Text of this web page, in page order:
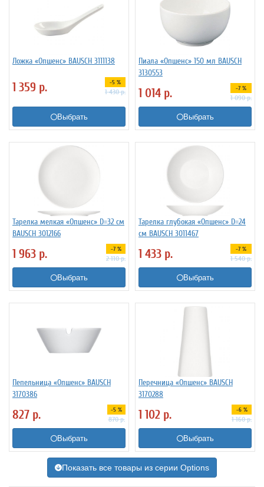
Ложка «Опшенс» BAUSCH 3111138
1 359 р. -5 %
1 430р.
Выбрать
Пиала «Опшенс» 150 мл BAUSCH
3130553
1 014 р. -7 %
1 090р.
Выбрать
Тарелка мелкая «Опшенс» D=32 см
BAUSCH 3012166
1 963 р. -7 %
2 110р.
Выбрать
Тарелка глубокая «Опшенс» D=24
см BAUSCH 3011467
1 433 р. -7 %
1 540р.
Выбрать
Пепельница «Опшенс» BAUSCH
3170386
827 р. -5 %
870р.
Выбрать
Перечница «Опшенс» BAUSCH
3170288
1 102 р. -6 %
1 160р.
Выбрать
Показать все товары из серии Options